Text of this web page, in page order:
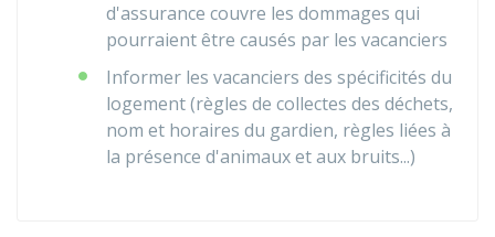
d'assurance couvre les dommages qui
pourraient être causés par les vacanciers
Informer les vacanciers des spécificités du
logement (règles de collectes des déchets,
nom et horaires du gardien, règles liées à
la présence d'animaux et aux bruits...)